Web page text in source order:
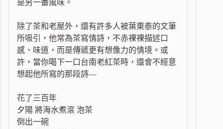
是另一番風味。
除了茶和老屋外，還有許多人被葉東泰的文筆
所吸引，他常為茶寫情詩，不赤裸裸描述口
感、味道，而是傳遞更有想像力的情境。或
許，當你喝下一口台南老紅茶時，還會不經意
想起他所寫的那段詩—
花了三百年
夕陽 將海水煮滾 泡茶
倒出一碗